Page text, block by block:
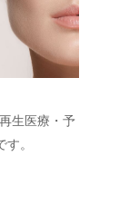
生医療・予
。